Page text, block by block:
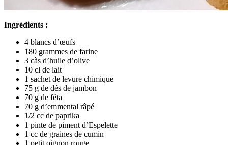
Ingrédients :
4 blancs d’œufs
180 grammes de farine
3 càs d’huile d’olive
10 cl de lait
1 sachet de levure chimique
75 g de dés de jambon
70 g de fêta
70 g d’emmental râpé
1/2 cc de paprika
1 pinte de piment d’Espelette
1 cc de graines de cumin
1 petit oignon rouge